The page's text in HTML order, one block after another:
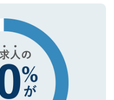
てもご安心ください。
ください。